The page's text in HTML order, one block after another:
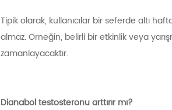
Tipik olarak, kullanıcılar bir seferde altı
almaz. Örneğin, belirli bir etkinlik veya
zamanlayacaktır.
Dianabol testosteronu arttırır mı?